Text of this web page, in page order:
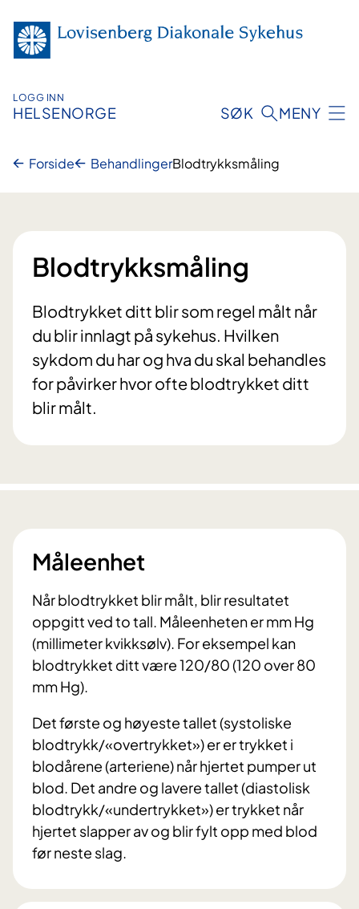
innhold
LOGG INN
HELSENORGE SØK MENY
Forside BehandlingerBlodtrykksmåling
Blodtrykksmåling
Blodtrykket ditt blir som regel målt når
du blir innlagt på sykehus. Hvilken
sykdom du har og hva du skal behandles
for påvirker hvor ofte blodtrykket ditt
blir målt.
Måleenhet
Når blodtrykket blir målt, blir resultatet
oppgitt ved to tall. Måleenheten er mm Hg
(millimeter kvikksølv). For eksempel kan
blodtrykket ditt være 120/80 (120 over 80
mm Hg).
Det første og høyeste tallet (systoliske
blodtrykk/«overtrykket») er er trykket i
blodårene (arteriene) når hjertet pumper ut
blod. Det andre og lavere tallet (diastolisk
blodtrykk/«undertrykket») er trykket når
hjertet slapper av og blir fylt opp med blod
før neste slag.